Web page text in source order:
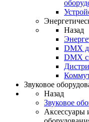
Назад
DMX
DMX
Звуковое
Назад
Звуковое
Аксессуары